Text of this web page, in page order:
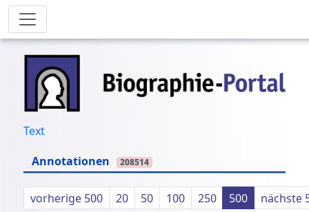
Text
Annotationen
208514
vorherige 500 20 50 100 250 500
nächste